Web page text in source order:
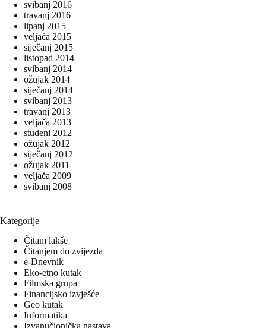
svibanj 2016
travanj 2016
lipanj 2015
veljača 2015
siječanj 2015
listopad 2014
svibanj 2014
ožujak 2014
siječanj 2014
svibanj 2013
travanj 2013
veljača 2013
studeni 2012
ožujak 2012
siječanj 2012
ožujak 2011
veljača 2009
svibanj 2008
Kategorije
Čitam lakše
Čitanjem do zvijezda
e-Dnevnik
Eko-etno kutak
Filmska grupa
Financijsko izvješće
Geo kutak
Informatika
Izvanučionička nastava